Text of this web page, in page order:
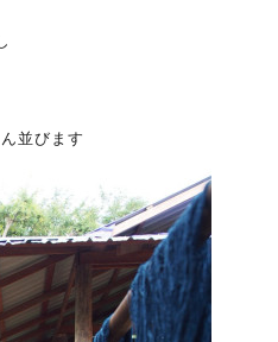
並びます